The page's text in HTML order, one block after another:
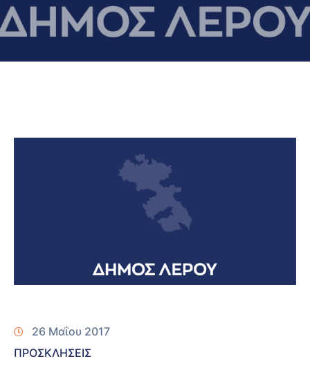
26 Μαΐου 2017
ΠΡΟΣΚΛΗΣΕΙΣ